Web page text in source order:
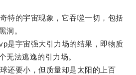
的宇宙现象，它吞噬一切，包括
洞。
宇宙强大引力场的结果，即物质
无法逃逸的引力场。
要小，但质量却是太阳的上百